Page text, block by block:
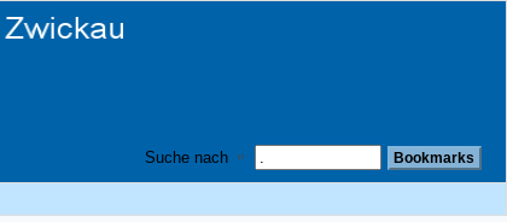
Suche nach